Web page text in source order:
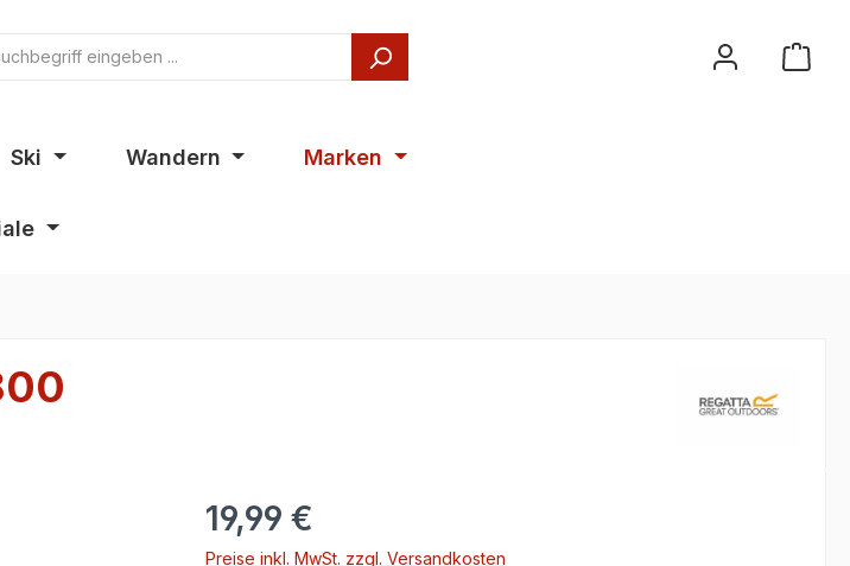
Ski Wandern Marken
19,99 €
Preise inkl. MwSt. zzgl. Versandkosten